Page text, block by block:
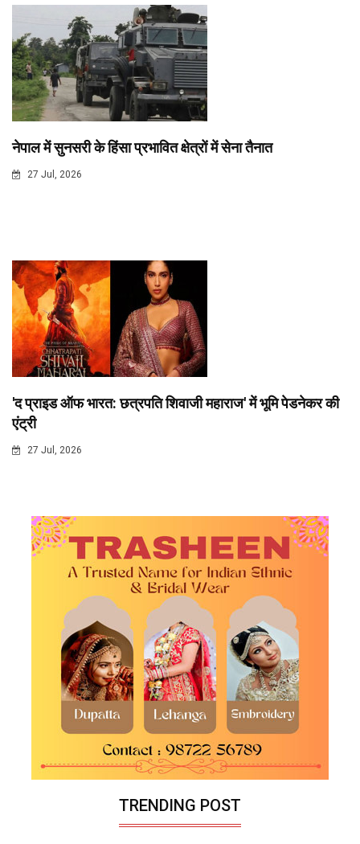
नेपाल में सुनसरी के हिंसा प्रभावित क्षेत्रों में सेना तैनात
27 Jul, 2026
'द प्राइड ऑफ भारत: छत्रपति शिवाजी महाराज' में भूमि पेडनेकर की
एंट्री
27 Jul, 2026
TRENDING POST